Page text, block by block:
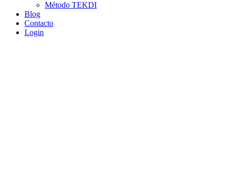
Método TEKDI
Blog
Contacto
Login